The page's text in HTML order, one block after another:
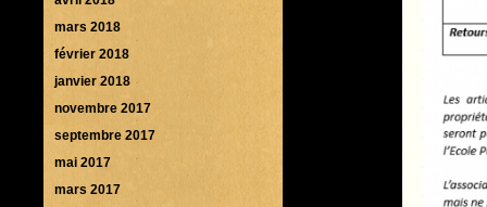
mars 2018
février 2018
janvier 2018
novembre 2017
septembre 2017
mai 2017
mars 2017